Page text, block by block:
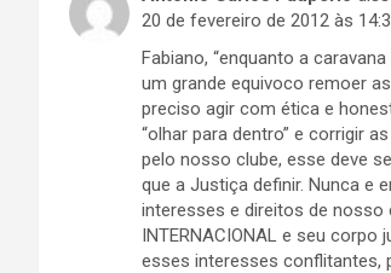
20 de fevereiro de 2012 às
Fabiano, “enquanto a
um grande equivoco remoer
preciso agir com ética e
“olhar para dentro” e corrigir
pelo nosso clube, esse deve
que a Justiça definir. Nunca e
interesses e direitos de nosso
INTERNACIONAL e seu
esses interesses conflitantes,